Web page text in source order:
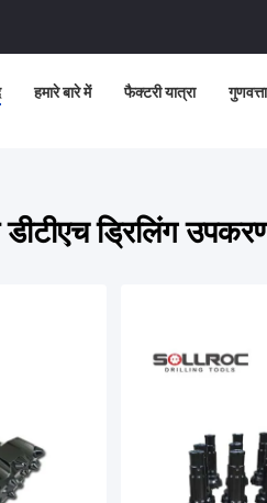
हमारे बारे में फैक्टरी यात्रा
डीटीएच ड्रिलिंग